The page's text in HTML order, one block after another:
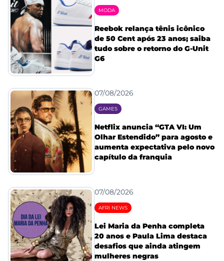
MODA
Reebok relança tênis icônico
de 50 Cent após 23 anos; saiba
tudo sobre o retorno do G-Unit
G6
07/08/2026
GAMES
Netflix anuncia “GTA VI: Um
Olhar Estendido” para agosto e
aumenta expectativa pelo novo
capítulo da franquia
07/08/2026
AFRI NEWS
Lei Maria da Penha completa
20 anos e Paula Lima destaca
desafios que ainda atingem
mulheres negras